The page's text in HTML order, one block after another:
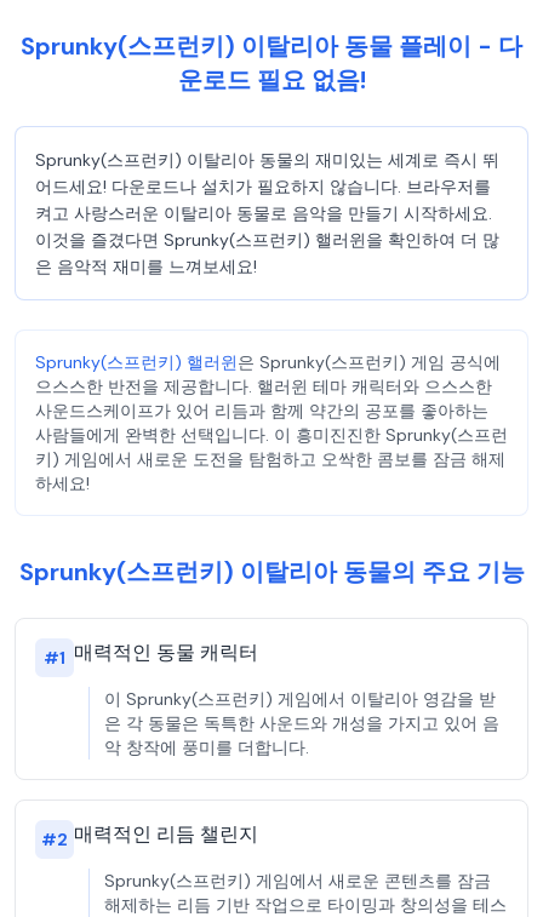
Sprunky(스프런키) 이탈리아 동물 플레이 - 다
운로드 필요 없음!
Sprunky(스프런키) 이탈리아 동물의 재미있는 세계로 즉시 뛰
어드세요! 다운로드나 설치가 필요하지 않습니다. 브라우저를
켜고 사랑스러운 이탈리아 동물로 음악을 만들기 시작하세요.
이것을 즐겼다면 Sprunky(스프런키) 핼러윈을 확인하여 더 많
은 음악적 재미를 느껴보세요!
Sprunky(스프런키) 핼러윈은 Sprunky(스프런키) 게임 공식에
으스스한 반전을 제공합니다. 핼러윈 테마 캐릭터와 으스스한
사운드스케이프가 있어 리듬과 함께 약간의 공포를 좋아하는
사람들에게 완벽한 선택입니다. 이 흥미진진한 Sprunky(스프런
키) 게임에서 새로운 도전을 탐험하고 오싹한 콤보를 잠금 해제
하세요!
Sprunky(스프런키) 이탈리아 동물의 주요 기능
#1 매력적인 동물 캐릭터
이 Sprunky(스프런키) 게임에서 이탈리아 영감을 받
은 각 동물은 독특한 사운드와 개성을 가지고 있어 음
악 창작에 풍미를 더합니다.
#2 매력적인 리듬 챌린지
Sprunky(스프런키) 게임에서 새로운 콘텐츠를 잠금
해제하는 리듬 기반 작업으로 타이밍과 창의성을 테스